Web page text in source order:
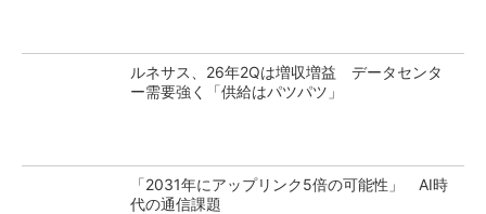
ルネサス、26年2Qは増収増益 データセンタ
ー需要強く「供給はパツパツ」
「2031年にアップリンク5倍の可能性」 AI時
代の通信課題